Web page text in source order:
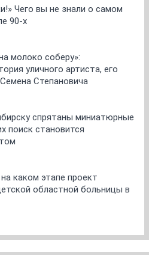
Чего вы не знали о самом
90-х
молоко соберу»:
уличного артиста, его
Степановича
спрятаны миниатюрные
поиск становится
каком этапе проект
областной больницы в